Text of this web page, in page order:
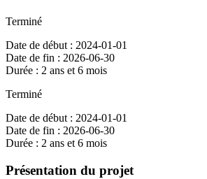
Terminé
Date de début : 2024-01-01
Date de fin : 2026-06-30
Durée : 2 ans et 6 mois
Terminé
Date de début : 2024-01-01
Date de fin : 2026-06-30
Durée : 2 ans et 6 mois
Présentation du projet